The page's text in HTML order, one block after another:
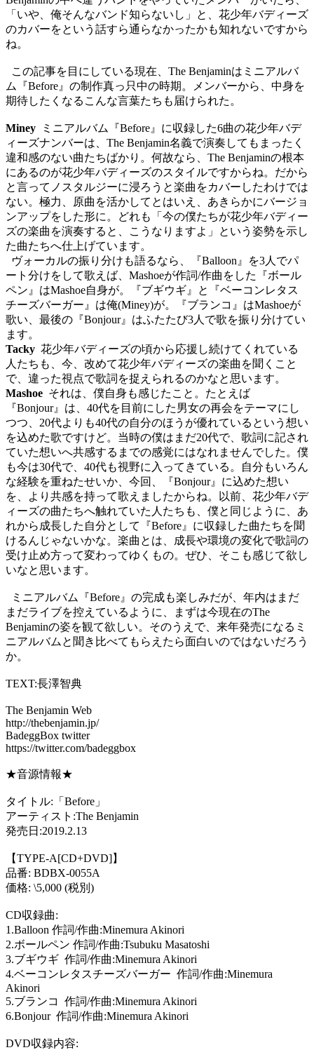
「いや、俺そんなバンド知らないし」と、花少年バディーズ
のカバーをという話すら通らなかったかも知れないですから
ね。
この記事を目にしている現在、 The Benjaminはミニアルバ
ム『Before 』の制作真っ只中の時期。メンバーから、中身を
期待したくなるこんな言葉たちも届けられた。
Miney ミニアルバム『Before 』に収録した6曲の花少年バデ
ィーズナンバーは、 The Benjamin名義で演奏してもまったく
違和感のない曲たちばかり。何故なら、 The Benjaminの根本
にあるのが花少年バディーズのスタイルですからね。だから
と言ってノスタルジーに浸ろうと楽曲をカバーしたわけでは
ない。極力、原曲を活かしてとはいえ、あきらかにバージョ
ンアップをした形に。どれも「今の僕たちが花少年バディー
ズの楽曲を演奏すると、こうなりますよ」という姿勢を示し
た曲たちへ仕上げています。
ヴォーカルの振り分けも語るなら、『Balloon 』を3人でパ
ート分けをして歌えば、 Mashoeが作詞/作曲をした『ボール
ペン』はMashoe自身が。『ブギウギ』と『ベーコンレタス
チーズバーガー』は俺(Miney)が。『ブランコ』はMashoeが
歌い、最後の『Bonjour』はふたたび3人で歌を振り分けてい
ます。
Tacky 花少年バディーズの頃から応援し続けてくれている
人たちも、今、改めて花少年バディーズの楽曲を聞くこと
で、違った視点で歌詞を捉えられるのかなと思います。
Mashoe それは、僕自身も感じたこと。たとえば
『Bonjour』は 40代を目前にした男女の再会をテーマにし
つつ、 20代より も40代の自分のほうが優れているという想い
を込めた歌ですけど。当時の僕はまだ20代で、歌詞に記され
ていた想いへ共感するまでの感覚にはなれませんでした。僕
も今は30代で、 40代も視野に入ってきている。自分もいろん
な経験を重ねたせいか、今回、『Bonjour』に込めた想い
を、より共感を持って歌えましたからね。以前、花少年バデ
ィーズの曲たちへ触れていた人たちも、僕と同じように、あ
れから成長した自分として『Before 』に収録した曲たちを聞
けるんじゃないかな。楽曲とは、成長や環境の変化で歌詞の
受け止め方って変わってゆくもの。ぜひ、そこも感じて欲し
いなと思います。
ミニアルバム『Before 』の完成も楽しみだが、年内はまだ
まだライブを控えているように、まずは今現在のThe
Benjaminの姿を観て欲しい。そのうえで、来年発売になるミ
ニアルバムと聞き比べてもらえたら面白いのではないだろう
か。
TEXT:長澤智典
The Benjamin Web
http://thebenjamin.jp/
BadeggBox twitter
https://twitter.com/badeggbox
★音源情報★
タイトル: 「 Before 」
アーティスト :The Benjamin
発売日 :2019.2.13
【TYPE-A[CD+DVD]】
品番: BDBX-0055A
価格: \5,000 (税別 )
CD収録曲:
1.Balloon 作詞/作曲:Minemura Akinori
2.ボールペン 作詞/作曲:Tsubuku Masatoshi
3.ブギウギ 作詞/作曲:Minemura Akinori
4.ベーコンレタスチーズバーガー 作詞/作曲:Minemura
Akinori
5.ブランコ 作詞/作曲:Minemura Akinori
6.Bonjour 作詞/作曲:Minemura Akinori
DVD収録内容: